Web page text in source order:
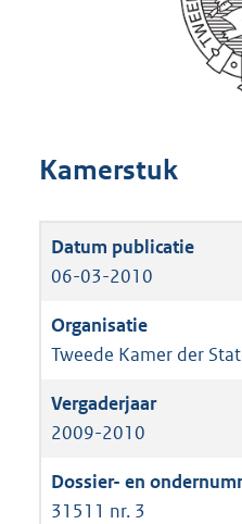
Kamerstuk
06-03-2010
Tweede Kamer der
2009-2010
31511 nr. 3